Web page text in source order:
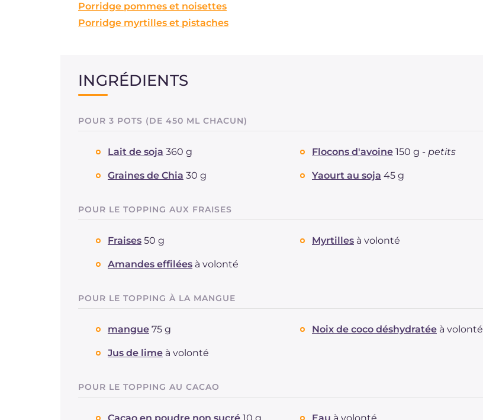
Porridge pommes et noisettes
Porridge myrtilles et pistaches
INGRÉDIENTS
POUR 3 POTS (DE 450 ML CHACUN)
Lait de soja 360 g Flocons d'avoine 150 g - petits
Graines de Chia 30 g Yaourt au soja 45 g
POUR LE TOPPING AUX FRAISES
Fraises 50 g Myrtilles à volonté
Amandes effilées à volonté
POUR LE TOPPING À LA MANGUE
mangue 75 g Noix de coco déshydratée à volonté
Jus de lime à volonté
POUR LE TOPPING AU CACAO